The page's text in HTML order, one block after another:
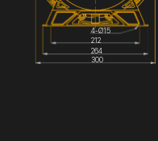
4-Ø15
212
264
300